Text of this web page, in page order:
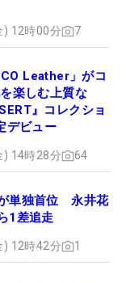
) 12時00分 7
Leather」がコ
楽しむ上質な
』コレクショ
デビュー
) 14時28分 64
単独首位 永井花
1差追走
) 12時42分 1